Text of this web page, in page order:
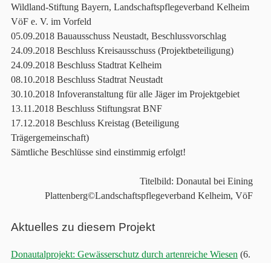
Wildland-Stiftung Bayern, Landschaftspflegeverband Kelheim
VöF e. V. im Vorfeld
05.09.2018 Bauausschuss Neustadt, Beschlussvorschlag
24.09.2018 Beschluss Kreisausschuss (Projektbeteiligung)
24.09.2018 Beschluss Stadtrat Kelheim
08.10.2018 Beschluss Stadtrat Neustadt
30.10.2018 Infoveranstaltung für alle Jäger im Projektgebiet
13.11.2018 Beschluss Stiftungsrat BNF
17.12.2018 Beschluss Kreistag (Beteiligung
Trägergemeinschaft)
Sämtliche Beschlüsse sind einstimmig erfolgt!
Titelbild: Donautal bei Eining
Plattenberg©Landschaftspflegeverband Kelheim, VöF
Aktuelles zu diesem Projekt
Donautalprojekt: Gewässerschutz durch artenreiche Wiesen (6.